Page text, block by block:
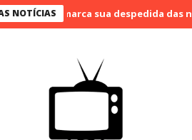
NOTÍCIASsua despedida das narrações